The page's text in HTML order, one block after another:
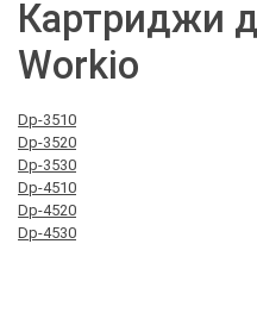
Картриджи
Workio
Dp-3510
Dp-3520
Dp-3530
Dp-4510
Dp-4520
Dp-4530